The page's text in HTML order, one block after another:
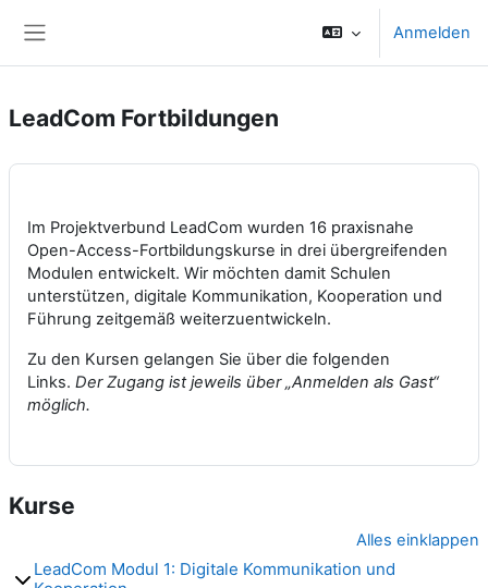
Anmelden
LeadCom Fortbildungen
Im Projektverbund LeadCom wurden 16 praxisnahe
Open-Access-Fortbildungskurse in drei übergreifenden
Modulen entwickelt. Wir möchten damit Schulen
unterstützen, digitale Kommunikation, Kooperation und
Führung zeitgemäß weiterzuentwickeln.
Zu den Kursen gelangen Sie über die folgenden
Links. Der Zugang ist jeweils über „Anmelden als Gast“
möglich.
Kurse
Alles einklappen
LeadCom Modul 1: Digitale Kommunikation und